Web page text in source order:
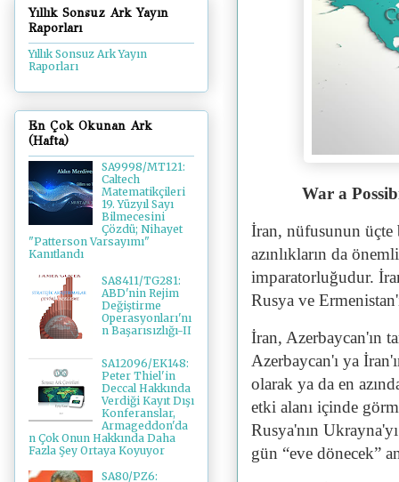
War a
İran, nüfusunun
azınlıkların da
imparatorluğudur.
Rusya ve
İran, Azerbaycan'ın
Azerbaycan'ı ya
olarak ya da en
etki alanı içinde
Rusya'nın
gün “eve dönecek”
Yıllık Sonsuz Ark Yayın
Raporları
Yıllık Sonsuz Ark Yayın
Raporları
En Çok Okunan Ark
(Hafta)
SA9998/MT121:
Caltech
Matematikçileri
19. Yüzyıl Sayı
Bilmecesini
Çözdü; Nihayet
"Patterson Varsayımı"
Kanıtlandı
SA8411/TG281:
ABD'nin Rejim
Değiştirme
Operasyonları'nı
n Başarısızlığı-II
SA12096/EK148:
Peter Thiel'in
Deccal Hakkında
Verdiği Kayıt Dışı
Konferanslar,
Armageddon'da
n Çok Onun Hakkında Daha
Fazla Şey Ortaya Koyuyor
SA80/PZ6: